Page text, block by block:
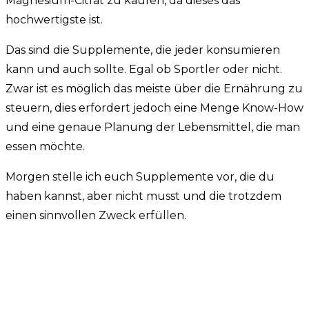
hochwertigste ist.
Das sind die Supplemente, die jeder konsumieren
kann und auch sollte. Egal ob Sportler oder nicht.
Zwar ist es möglich das meiste über die Ernährung zu
steuern, dies erfordert jedoch eine Menge Know-How
und eine genaue Planung der Lebensmittel, die man
essen möchte.
Morgen stelle ich euch Supplemente vor, die du
haben kannst, aber nicht musst und die trotzdem
einen sinnvollen Zweck erfüllen.